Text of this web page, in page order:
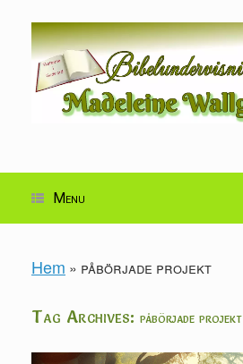
content
Menu
Hem » påbörjade projekt
Tag Archives: påbörjade projekt